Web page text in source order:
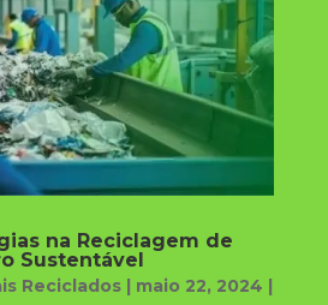
na Reciclagem de
Sustentável
Reciclados| maio 22, 2024 |